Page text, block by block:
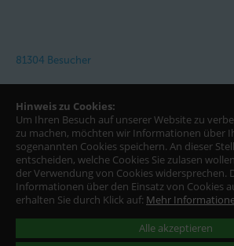
Alle akzeptieren
Hinweis zu Cookies:
Um Ihren Besuch auf unserer Website zu
zu machen, möchten wir Informationen über
sogenannten Cookies speichern. An dieser
entscheiden, welche Cookies Sie zulasen
der Verwendung von Cookies widersprechen.
Informationen über den Einsatz von Cookies
erhalten Sie durch Klick auf: Mehr
81304 Besucher